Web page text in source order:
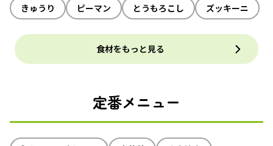
きゅうり
ピーマン とうもろこし ズッキーニ
食材をもっと見る
定番メニュー